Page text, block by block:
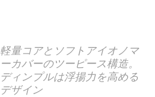
軽量コアとソフトアイオノマ
ーカバーのツーピース構造。
ディンプルは浮揚力を高める
デザイン